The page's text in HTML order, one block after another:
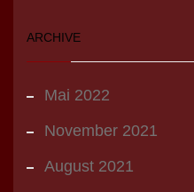
ARCHIVE
Mai 2022
November 2021
August 2021